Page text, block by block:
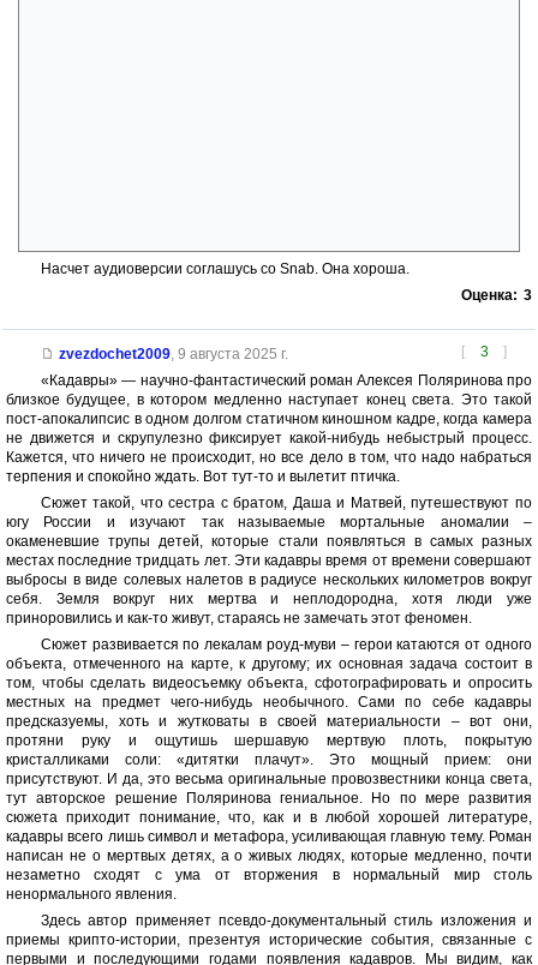
Насчет аудиоверсии соглашусь со Snab. Она хороша.
Оценка: 3
[ 3 ]
zvezdochet2009, 9 августа 2025 г.
«Кадавры» — научно-фантастический роман Алексея Поляринова про
близкое будущее, в котором медленно наступает конец света. Это такой
пост-апокалипсис в одном долгом статичном киношном кадре, когда камера
не движется и скрупулезно фиксирует какой-нибудь небыстрый процесс.
Кажется, что ничего не происходит, но все дело в том, что надо набраться
терпения и спокойно ждать. Вот тут-то и вылетит птичка.
Сюжет такой, что сестра с братом, Даша и Матвей, путешествуют по
югу России и изучают так называемые мортальные аномалии –
окаменевшие трупы детей, которые стали появляться в самых разных
местах последние тридцать лет. Эти кадавры время от времени совершают
выбросы в виде солевых налетов в радиусе нескольких километров вокруг
себя. Земля вокруг них мертва и неплодородна, хотя люди уже
приноровились и как-то живут, стараясь не замечать этот феномен.
Сюжет развивается по лекалам роуд-муви – герои катаются от одного
объекта, отмеченного на карте, к другому; их основная задача состоит в
том, чтобы сделать видеосъемку объекта, сфотографировать и опросить
местных на предмет чего-нибудь необычного. Сами по себе кадавры
предсказуемы, хоть и жутковаты в своей материальности – вот они,
протяни руку и ощутишь шершавую мертвую плоть, покрытую
кристалликами соли: «дитятки плачут». Это мощный прием: они
присутствуют. И да, это весьма оригинальные провозвестники конца света,
тут авторское решение Поляринова гениальное. Но по мере развития
сюжета приходит понимание, что, как и в любой хорошей литературе,
кадавры всего лишь символ и метафора, усиливающая главную тему. Роман
написан не о мертвых детях, а о живых людях, которые медленно, почти
незаметно сходят с ума от вторжения в нормальный мир столь
ненормального явления.
Здесь автор применяет псевдо-документальный стиль изложения и
приемы крипто-истории, презентуя исторические события, связанные с
первыми и последующими годами появления кадавров. Мы видим, как